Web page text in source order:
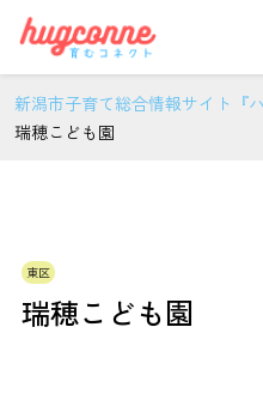
新潟市子育て総合情報サイト『
瑞穂こども園
東区
瑞穂こども園